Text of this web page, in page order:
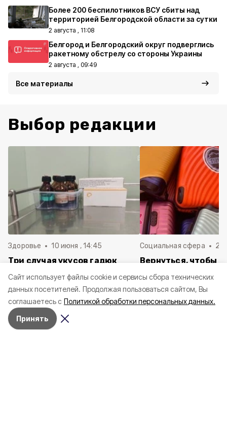
Cайт использует файлы cookie и сервисы сбора технических
данных посетителей. Продолжая пользоваться сайтом, Вы
соглашаетесь с Политикой обработки персональных данных.
Принять
Более 200 беспилотников ВСУ сбиты над
территорией Белгородской области за сутки
2 августа , 11:08
Белгород и Белгородский округ подверглись
ракетному обстрелу со стороны Украины
2 августа , 09:49
Все материалы
Выбор редакции
Здоровье 10 июня , 14:45
Три случая укусов гадюк
Белгородской области с
начала года
Социальная сфера 20
Вернуться, чтобы
в Белгородскую
пять лет